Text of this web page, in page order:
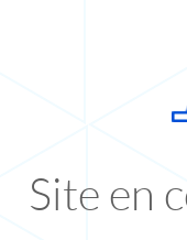
Site en